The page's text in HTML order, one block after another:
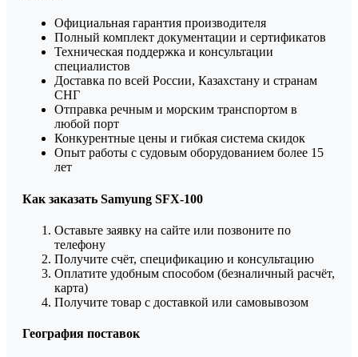
Официальная гарантия производителя
Полный комплект документации и сертификатов
Техническая поддержка и консультации
специалистов
Доставка по всей России, Казахстану и странам
СНГ
Отправка речным и морским транспортом в
любой порт
Конкурентные цены и гибкая система скидок
Опыт работы с судовым оборудованием более 15
лет
Как заказать Samyung SFX-100
Оставьте заявку на сайте или позвоните по
телефону
Получите счёт, спецификацию и консультацию
Оплатите удобным способом (безналичный расчёт,
карта)
Получите товар с доставкой или самовывозом
География поставок